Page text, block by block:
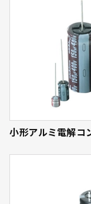
小形アルミ電解コ